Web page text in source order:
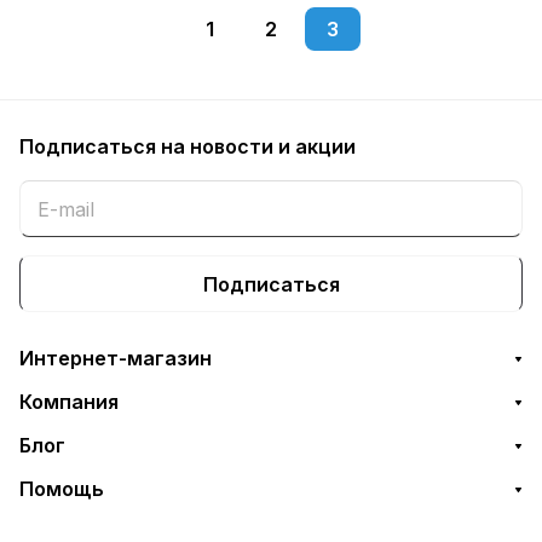
1 2 3
Подписаться на новости и акции
Подписаться
Интернет-магазин
Компания
Блог
Помощь